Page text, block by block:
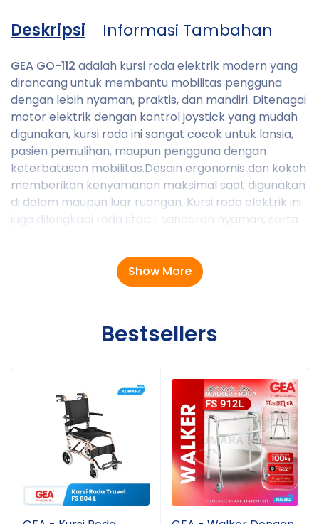
Deskripsi Informasi Tambahan
GEA GO-112 adalah kursi roda elektrik modern yang
dirancang untuk membantu mobilitas pengguna
dengan lebih nyaman, praktis, dan mandiri. Ditenagai
motor elektrik dengan kontrol joystick yang mudah
digunakan, kursi roda ini sangat cocok untuk lansia,
pasien pemulihan, maupun pengguna dengan
keterbatasan mobilitas.Desain ergonomis dan kokoh
memberikan kenyamanan maksimal saat digunakan
di dalam maupun luar ruangan. Kursi roda elektrik ini
juga dilengkapi roda stabil, sandaran nyaman, serta
pengguna dapat bergerak dengan lebih aman dan
efisien. GEA GO-112 menjadi solusi mobilitas modern
yang membantu aktivitas harian menjadi lebih
Steel frame high quality
Bisa digunakan untuk elektrik dan manual
Sistem rem elektromagnetik
Sandaran tangan dapat diangkat
Pijakan kaki dapat dilepas
Joystick ergonomis, dapat dipasang di kanan atau
Show More
Bestsellers